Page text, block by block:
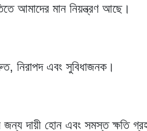
আমাদের মান নিয়ন্ত্রণ আছে।
নিরাপদ এবং সুবিধাজনক।
দায়ী হোন এবং সমস্ত ক্ষতি